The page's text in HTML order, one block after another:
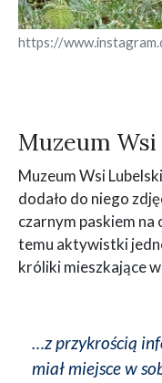
https://
Muzeum
Muzeum Wsi
dodało do niego
czarnym paskiem na
temu aktywistki
króliki mieszkające
…z przykrością
miał miejsce w